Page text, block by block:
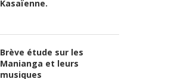
Kasaïenne.
Brève étude sur les
Manianga et leurs
musiques